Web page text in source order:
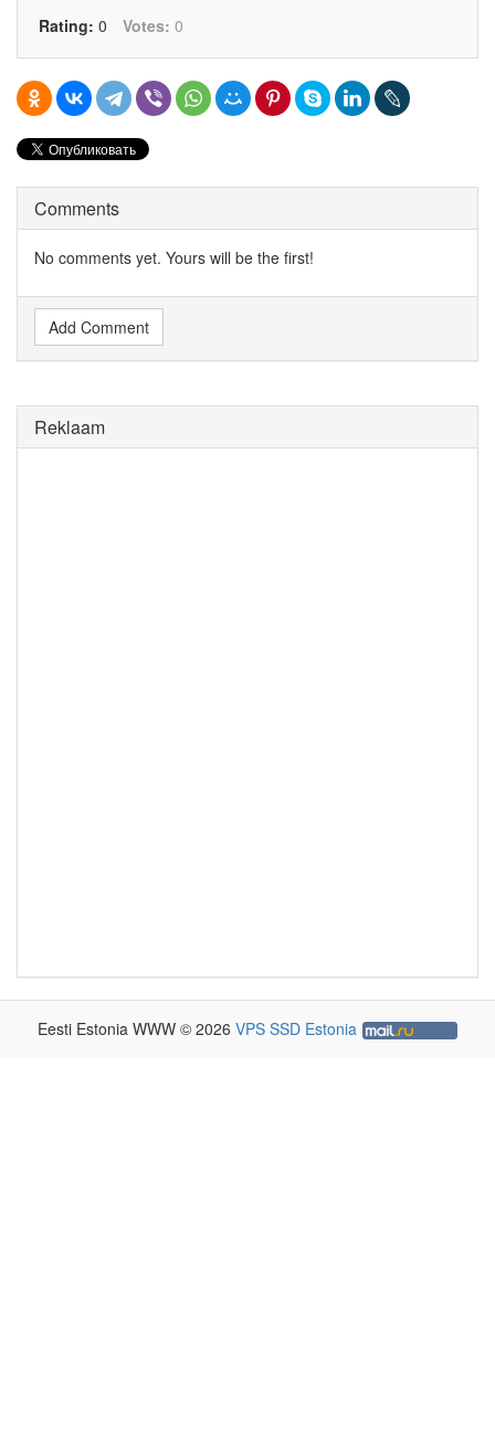
Rating: 0 Votes: 0
Comments
No comments yet. Yours will be the first!
Add Comment
Reklaam
Eesti Estonia WWW © 2026 VPS SSD Estonia